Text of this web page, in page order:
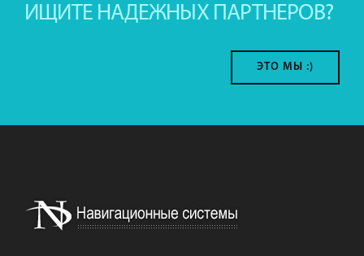
ИЩИТЕ НАДЕЖНЫХ ПАРТНЕРОВ?
ЭТО МЫ :)